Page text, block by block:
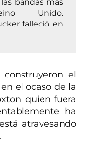
bandas más
Unido.
falleció en
el
el ocaso de la
quien fuera
ha
atravesando